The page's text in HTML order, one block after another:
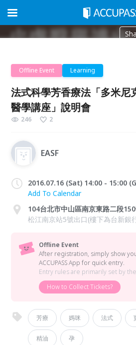
Offline Event Learning
法式科學芳香療法「多米尼
醫學講座」說明會
246 2
EASF
2016.07.16 (Sat) 14:00 - 15:00
Add To Calendar
104台北市中山區南京東路二段
松江南京站5號出口(樓下為台新銀
Offline Event
After registration, simply show
ACCUPASS App for quick entry.
Entry rules are primarily set by
How to Collect Tickets?
芳療 媽咪 法式
精油 孕